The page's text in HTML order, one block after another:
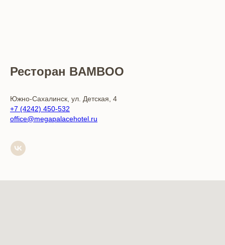
Ресторан BAMBOO
Южно-Сахалинск, ул. Детская, 4
+7 (4242) 450-532
office@megapalacehotel.ru